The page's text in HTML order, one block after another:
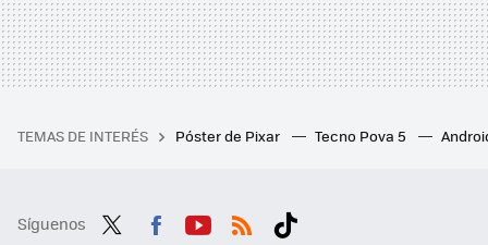
TEMAS DE INTERÉS Póster de Pixar Tecno Pova 5
Síguenos